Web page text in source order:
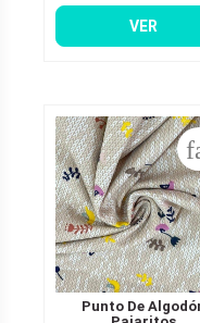
VER
Punto De